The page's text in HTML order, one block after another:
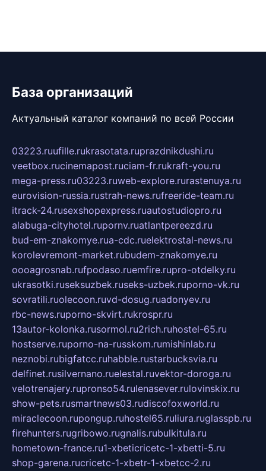
База организаций
Актуальный каталог компаний по всей России
03223.ruufille.rukrasotata.ruprazdnikdushi.ru
veetbox.rucinemapost.ruciam-fr.rukraft-you.ru
mega-press.ru03223.ruweb-explore.rurastenuya.ru
eurovision-russia.rustrah-news.rufreeride-team.ru
itrack-24.rusexshopexpress.ruautostudiopro.ru
alabuga-cityhotel.rupornv.ruatlantpereezd.ru
bud-em-znakomye.rua-cdc.ruelektrostal-news.ru
korolevremont-market.rubudem-znakomye.ru
oooagrosnab.rufpodaso.ruemfire.rupro-otdelky.ru
ukrasotki.ruseksuzbek.ruseks-uzbek.ruporno-vk.ru
sovratili.ruolecoon.ruvd-dosug.ruadonyev.ru
rbc-news.ruporno-skvirt.rukrospr.ru
13autor-kolonka.rusormol.ru2rich.ruhostel-65.ru
hostserve.ruporno-na-russkom.rumishinlab.ru
neznobi.rubigfatcc.ruhabble.rustarbucksvia.ru
delfinet.rusilvernano.ruelestal.ruvektor-doroga.ru
velotrenajery.rupronso54.rulenasever.rulovinskix.ru
show-pets.rusmartnews03.rudiscofoxworld.ru
miraclecoon.rupongup.ruhostel65.ruliura.ruglasspb.ru
firehunters.rugribowo.rugnalis.rubulkitula.ru
hometown-france.ru1-xbeticricetc-1-xbetti-5.ru
shop-garena.rucricetc-1-xbetr-1-xbetcc-2.ru